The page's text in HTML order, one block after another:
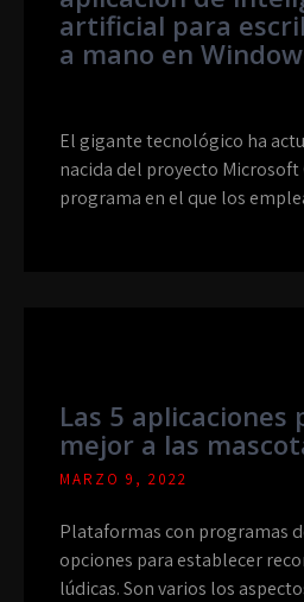
artificial para
a mano en
El gigante tecnológico ha
nacida del proyecto Microsoft
programa en el que los
Las 5 aplicaciones
mejor a las
MARZO 9, 2022
Plataformas con programas
opciones para establecer
lúdicas. Son varios los